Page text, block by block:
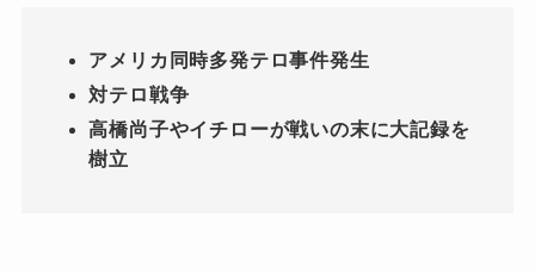
アメリカ同時多発テロ事件発生
対テロ戦争
高橋尚子やイチローが戦いの末に大記録を
樹立